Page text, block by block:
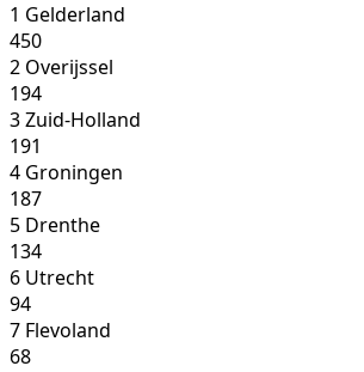
1 Gelderland
450
2 Overijssel
194
3Zuid-Holland
191
4 Groningen
187
5 Drenthe
134
6 Utrecht
94
7 Flevoland
68